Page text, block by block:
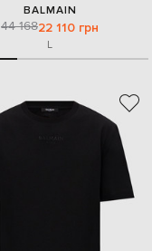
BALMAIN
44 16822 110 грн
L